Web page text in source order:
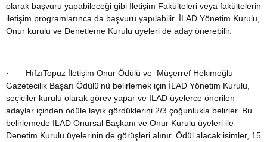
olarak başvuru yapabileceği gibi İletişim Fakülteleri veya fakültelerin
iletişim programlarınca da başvuru yapılabilir. İLAD Yönetim Kurulu,
Onur kurulu ve Denetleme Kurulu üyeleri de aday önerebilir.
· HıfzıTopuz İletişim Onur Ödülü ve Müşerref Hekimoğlu
Gazetecilik Başarı Ödülü’nü belirlemek için İLAD Yönetim Kurulu,
seçiciler kurulu olarak görev yapar ve İLAD üyelerce önerilen
adaylar içinden ödüle layık gördüklerini 2/3 çoğunlukla belirler. Bu
belirlemede İLAD Onursal Başkanı ve Onur Kurulu üyeleri ile
Denetim Kurulu üyelerinin de görüşleri alınır. Ödül alacak isimler, 15